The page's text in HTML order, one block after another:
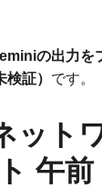
の出力を
証） です。
ット
午